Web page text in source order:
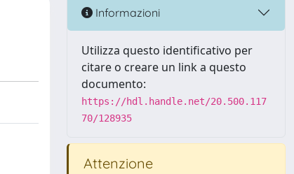
Informazioni
Utilizza questo identificativo per
citare o creare un link a questo
documento:
https://hdl.handle.net/20.500.117
70/128935
Attenzione